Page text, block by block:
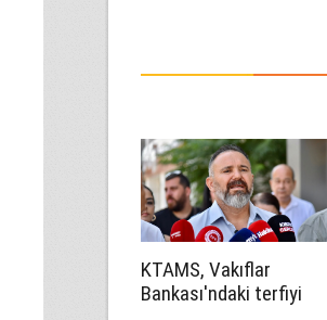
KTAMS, Vakıflar
Bankası'ndaki terfiyi